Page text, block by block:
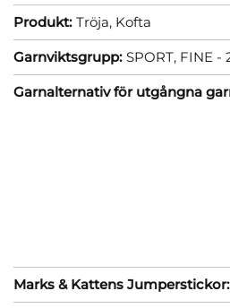
Produkt: Tröja, Kofta
Garnviktsgrupp: SPORT, FINE -
Garnalternativ för utgångna
Marks & Kattens Jumperstickor: